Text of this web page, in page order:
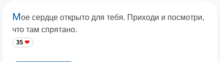
Мое сердце открыто для тебя. Приходи и посмотри,
что там спрятано.
35